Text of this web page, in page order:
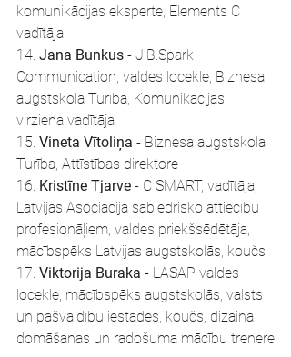
komunikācijas eksperte, Elements C
vadītāja
14. Jana Bunkus - J.B.Spark
Communication, valdes locekle, Biznesa
augstskola Turība, Komunikācijas
virziena vadītāja
15. Vineta Vītoliņa - Biznesa augstskola
Turība, Attīstības direktore
16. Kristīne Tjarve - C SMART, vadītāja,
Latvijas Asociācija sabiedrisko attiecību
profesionāļiem, valdes priekšsēdētāja,
mācībspēks Latvijas augstskolās, koučs
17. Viktorija Buraka - LASAP valdes
locekle, mācībspēks augstskolās, valsts
un pašvaldību iestādēs, koučs, dizaina
domāšanas un radošuma mācību trenere